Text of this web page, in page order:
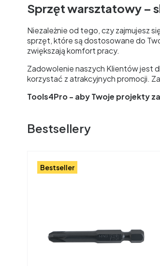
Sprzęt warsztatowy –
Niezależnie od tego, czy zajmujesz
sprzęt, które są dostosowane do
zwiększają komfort pracy.
Zadowolenie naszych Klientów jest
korzystać z atrakcyjnych promocji.
Tools4Pro - aby Twoje projekty
Bestsellery
Bestseller